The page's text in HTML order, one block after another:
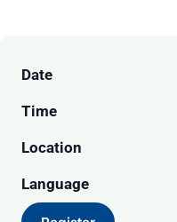
Date
Time
Location
Language